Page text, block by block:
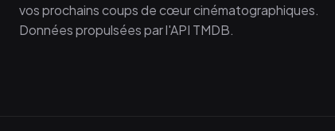
vos prochains coups de cœur cinématographiques.
Données propulsées par l'API TMDB.